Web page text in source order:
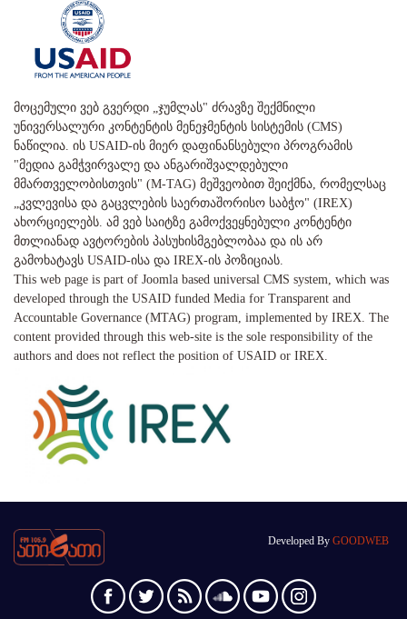
მოცემული ვებ გვერდი „ჯუმლას" ძრავზე შექმნილი
უნივერსალური კონტენტის მენეჯმენტის სისტემის (CMS)
ნაწილია. ის USAID-ის მიერ დაფინანსებული პროგრამის
"მედია გამჭვირვალე და ანგარიშვალდებული
მმართველობისთვის" (M-TAG) მეშვეობით შეიქმნა, რომელსაც
„კვლევისა და გაცვლების საერთაშორისო საბჭო" (IREX)
ახორციელებს. ამ ვებ საიტზე გამოქვეყნებული კონტენტი
მთლიანად ავტორების პასუხისმგებლობაა და ის არ
გამოხატავს USAID-ისა და IREX-ის პოზიციას.
This web page is part of Joomla based universal CMS system, which was
developed through the USAID funded Media for Transparent and
Accountable Governance (MTAG) program, implemented by IREX. The
content provided through this web-site is the sole responsibility of the
authors and does not reflect the position of USAID or IREX.
Developed By GOODWEB